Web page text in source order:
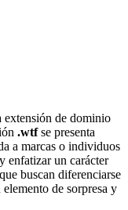
de dominio
.wtfse presenta
a marcas o individuos
enfatizar un carácter
buscan diferenciarse
de sorpresa y